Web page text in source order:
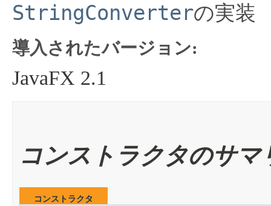
StringConverterの実装
導入されたバージョン:
JavaFX 2.1
コンストラクタのサマ
コンストラクタ